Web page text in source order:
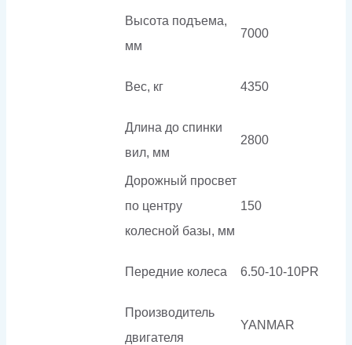
Высота подъема,
мм
7000
Вес, кг 4350
Длина до спинки
вил, мм
2800
Дорожный просвет
по центру
колесной базы, мм
150
Передние колеса 6.50-10-10PR
Производитель
двигателя
YANMAR